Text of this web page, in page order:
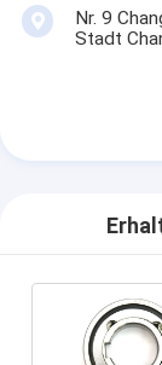
Nr. 9
Stadt